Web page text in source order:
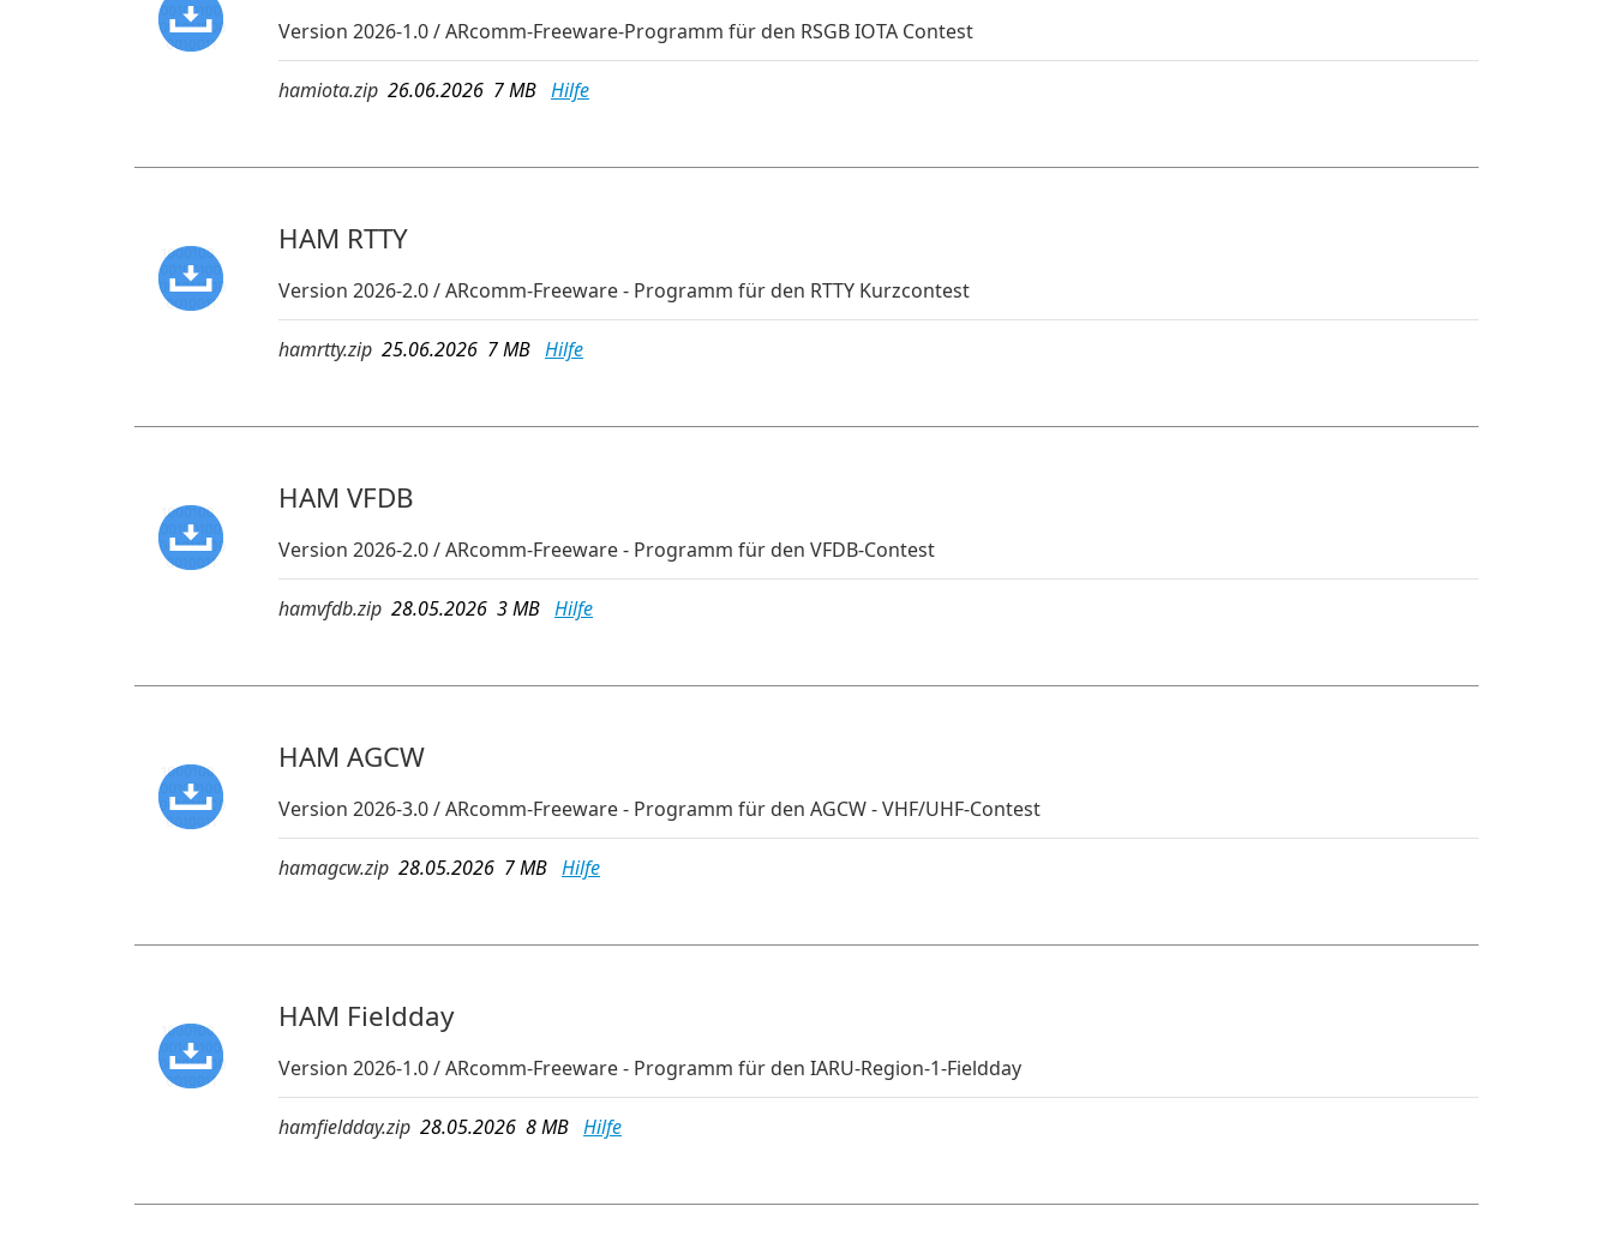
Version 2026-1.0 / ARcomm-Freeware-Programm für den RSGB IOTA Contest
hamiota.zip 26.06.2026 7 MB Hilfe
HAM RTTY
Version 2026-2.0 / ARcomm-Freeware - Programm für den RTTY Kurzcontest
hamrtty.zip 25.06.2026 7 MB Hilfe
HAM VFDB
Version 2026-2.0 / ARcomm-Freeware - Programm für den VFDB-Contest
hamvfdb.zip 28.05.2026 3 MB Hilfe
HAM AGCW
Version 2026-3.0 / ARcomm-Freeware - Programm für den AGCW - VHF/UHF-Contest
hamagcw.zip 28.05.2026 7 MB Hilfe
HAM Fieldday
Version 2026-1.0 / ARcomm-Freeware - Programm für den IARU-Region-1-Fieldday
hamfieldday.zip 28.05.2026 8 MB Hilfe